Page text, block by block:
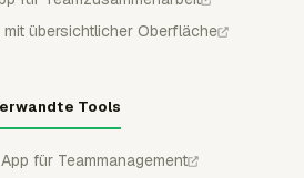
übersichtlicher Oberfläche
Tools
für Teammanagement